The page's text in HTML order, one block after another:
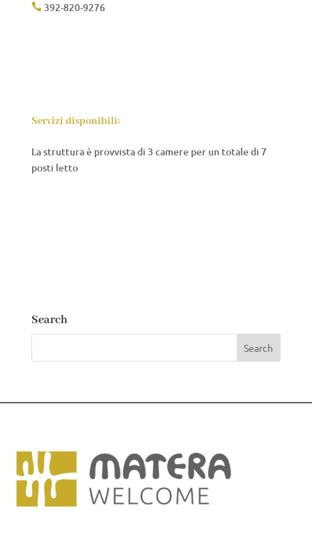
392-820-9276
Servizi disponibili:
La struttura è provvista di 3 camere per un totale di 7
posti letto
Search